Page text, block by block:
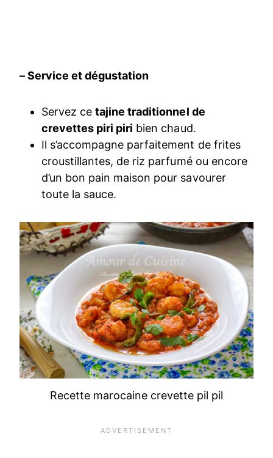
– Service et dégustation
Servez cetajine traditionnel de
crevettes piri piri bien chaud.
Il s’accompagne parfaitement de frites
croustillantes, de riz parfumé ou encore
d’un bon pain maison pour savourer
toute la sauce.
Recette marocaine crevette pil pil